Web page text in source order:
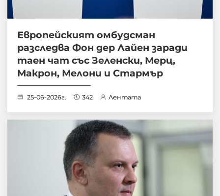
Европейският омбудсман
разследва Фон дер Лайен заради
таен чат със Зеленски, Мерц,
Макрон, Мелони и Стармър
25-06-2026г. 342 Лентата